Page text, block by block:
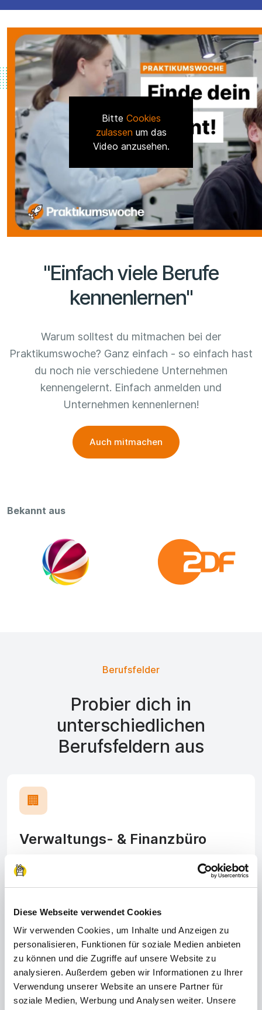
Diese Webseite verwendet Cookies
Wir verwenden Cookies, um Inhalte und Anzeigen zu
personalisieren, Funktionen für soziale Medien anbieten
zu können und die Zugriffe auf unsere Website zu
analysieren. Außerdem geben wir Informationen zu Ihrer
Verwendung unserer Website an unsere Partner für
soziale Medien, Werbung und Analysen weiter. Unsere
"Einfach viele Berufe
kennenlernen"
Warum solltest du mitmachen bei der
Praktikumswoche? Ganz einfach - so einfach hast
du noch nie verschiedene Unternehmen
kennengelernt. Einfach anmelden und
Unternehmen kennenlernen!
Auch mitmachen
Bitte Cookies
zulassen um das
Video anzusehen.
Bekannt aus
Berufsfelder
Probier dich in
unterschiedlichen
Berufsfeldern aus
🏢
Verwaltungs- & Finanzbüro
Organisiere und koordiniere Prozesse und Aufgaben
🔧
Metallverarbeitung